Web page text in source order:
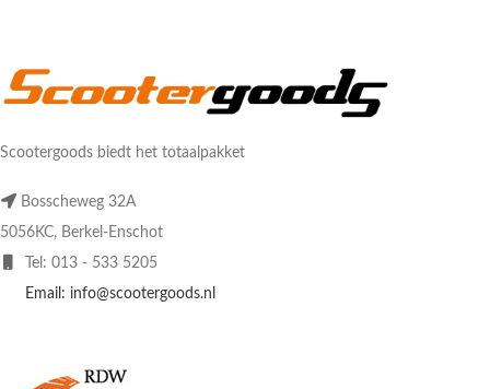
Scootergoods biedt het totaalpakket
Bosscheweg 32A
5056KC, Berkel-Enschot
Tel: 013 - 533 5205
Email: info@scootergoods.nl